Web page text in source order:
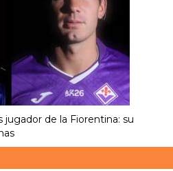
de la Fiorentina: su